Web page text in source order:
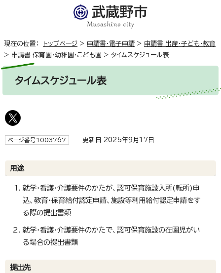
現在の位置： トップページ > 申請書・電子申請 > 申請書 出産・子ども・教育
> 申請書 保育園・幼稚園・こども園 > タイムスケジュール表
タイムスケジュール表
ページ番号1003767 更新日 2025年9月17日
用途
就学・看護・介護要件のかたが、認可保育施設入所(転所)申
込、教育・保育給付認定申請、施設等利用給付認定申請をす
る際の提出書類
就学・看護・介護要件のかたで、認可保育施設の在園児がい
る場合の提出書類
提出先